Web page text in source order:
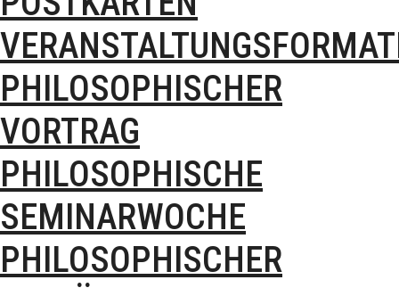
PHILOSOPHISCHER
VORTRAG
PHILOSOPHISCHE
SEMINARWOCHE
PHILOSOPHISCHER